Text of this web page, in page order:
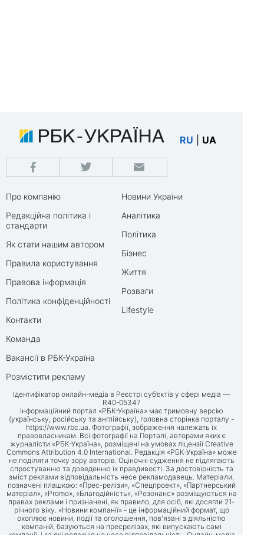
RU UA
Про компанію
Редакційна політика і
стандарти
Як стати нашим автором
Правила користування
Правова інформація
Політика конфіденційності
Контакти
Команда
Вакансії в РБК-Україна
Розмістити рекламу
Новини України
Аналітика
Політика
Бізнес
Життя
Розваги
Lifestyle
Ідентифікатор онлайн-медіа в Реєстрі суб’єктів у сфері медіа —
R40-05347
Інформаційний портал «РБК-Україна» має тримовну версію
(українську, російську та англійську), головна сторінка порталу -
https://www.rbc.ua. Фотографії, зображення належать їх
правовласникам. Всі фотографії на Порталі, авторами яких є
журналісти «РБК-Україна», розміщені на умовах ліцензії Creative
Commons Attribution 4.0 International. Редакція «РБК-Україна» може
не поділяти точку зору авторів. Оціночні судження не підлягають
спростуванню та доведенню їх правдивості. За достовірність та
зміст реклами відповідальність несе рекламодавець. Матеріали,
позначені плашкою: «Прес-релізи», «Спецпроект», «Партнерський
матеріал», «Promo», «Благодійність», «Резонанс» розміщуються на
правах реклами і призначені, як правило, для осіб, які досягли 21-
річного віку. «Новини компанії» - це інформаційний формат, що
охоплює новини, події та оголошення, пов'язані з діяльністю
компаній, базуються на пресрелізах, які випускають самі